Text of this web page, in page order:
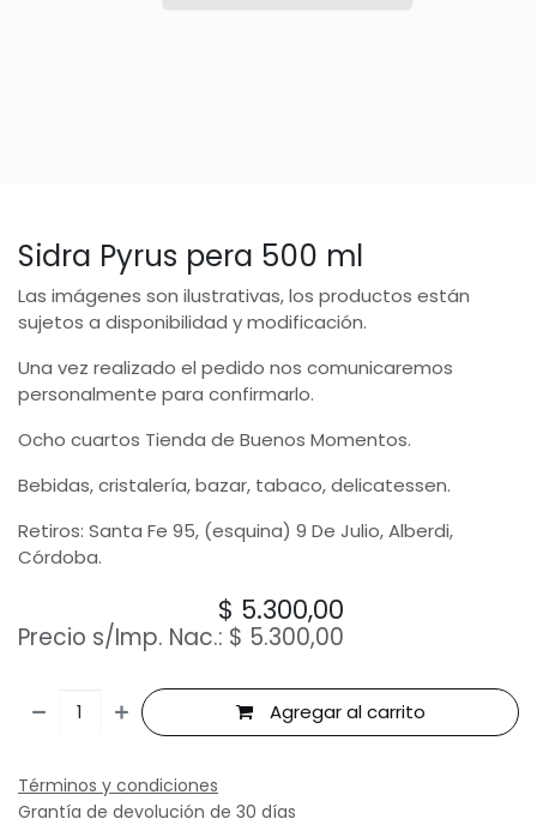
Sidra Pyrus pera 500 ml
Las imágenes son ilustrativas, los productos están
sujetos a disponibilidad y modificación.
Una vez realizado el pedido nos comunicaremos
personalmente para confirmarlo.
Ocho cuartos Tienda de Buenos Momentos.
Bebidas, cristalería, bazar, tabaco, delicatessen.
Retiros: Santa Fe 95, (esquina) 9 De Julio, Alberdi,
Córdoba.
$ 5.300,00
Precio s/Imp. Nac.: $ 5.300,00
Agregar al carrito
Términos y condiciones
Grantía de devolución de 30 días